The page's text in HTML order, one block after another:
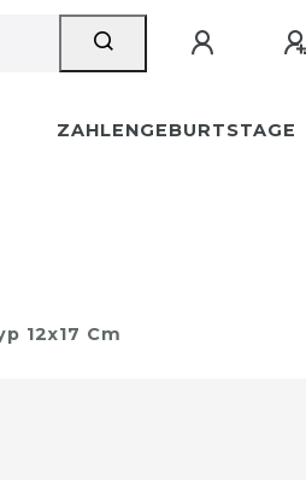
ZAHLENGEBURTSTAGE
12x17 Cm